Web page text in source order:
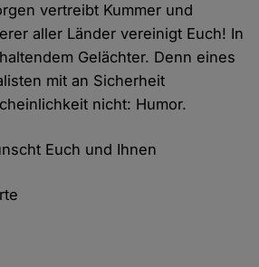
vertreibt Kummer und
aller Länder vereinigt Euch! In
Gelächter. Denn eines
mit an Sicherheit
nicht: Humor.
Euch und Ihnen